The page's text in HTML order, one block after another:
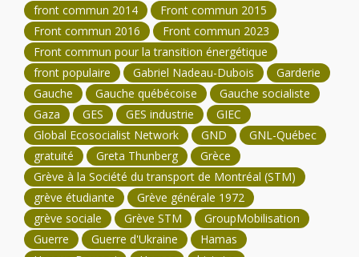
front commun 2014
Front commun 2015
Front commun 2016
Front commun 2023
Front commun pour la transition énergétique
front populaire
Gabriel Nadeau-Dubois
Garderie
Gauche
Gauche québécoise
Gauche socialiste
Gaza
GES GES industrie
GIEC
Global Ecosocialist Network
GND
GNL-Québec
gratuité
Greta Thunberg
Grèce
Grève à la Société du transport de Montréal (STM)
grève étudiante
Grève générale 1972
grève sociale
Grève STM
GroupMobilisation
Guerre
Guerre d'Ukraine
Hamas